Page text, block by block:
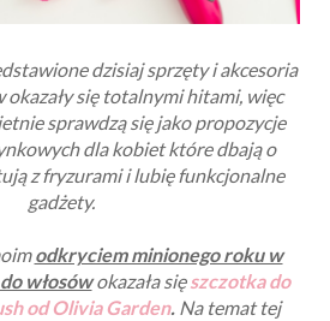
dzisiaj sprzęty i akcesoria
okazały się totalnymi hitami, więc
sprawdzą się jako propozycje
dla kobiet które dbają o
z fryzurami i lubię funkcjonalne
gadżety.
odkryciem minionego roku w
włosówokazała sięszczotka do
od Olivia Garden. Na temat tej